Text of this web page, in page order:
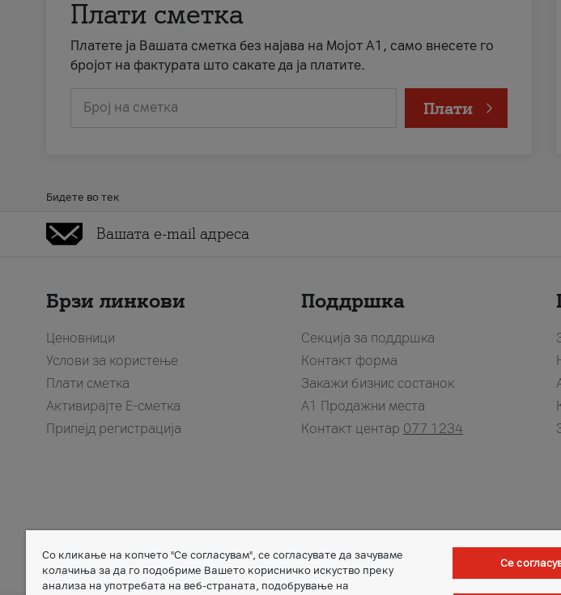
Плати сметка
Платете ја Вашата сметка без најава на Мојот А1, само внесете го
бројот на фактурата што сакате да ја платите.
Број на сметка Плати
Бидете во тек
Брзи линкови
Ценовници
Услови за користење
Плати сметка
Активирајте Е-сметка
Припејд регистрација
Поддршка
Секција за поддршка
Контакт форма
Закажи бизнис состанок
A1 Продажни места
Контакт центар 077 1234
Member of
Со кликање на копчето "Се согласувам", се согласувате да зачуваме
колачиња за да го подобриме Вашето корисничко искуство преку
анализа на употребата на веб-страната, подобрување на
Се